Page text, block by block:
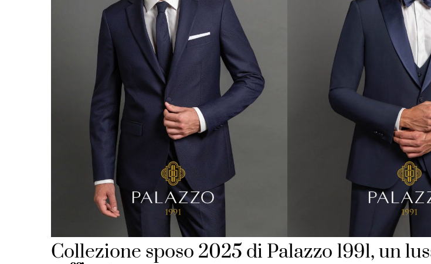
Collezione sposo 2025 di Palazzo 1991, un